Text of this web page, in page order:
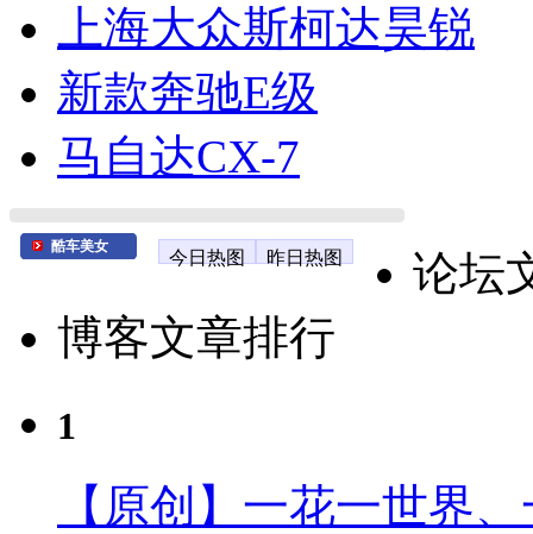
上海大众斯柯达昊锐
新款奔驰E级
马自达CX-7
酷车美女
今日热图 昨日热图
论坛
博客文章排行
1
【原创】一花一世界